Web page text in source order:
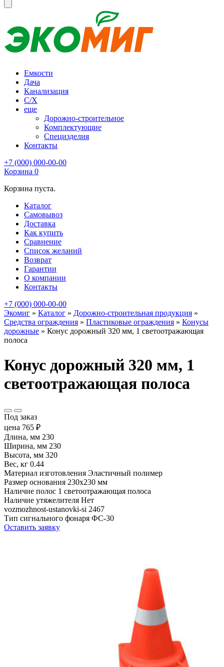
Емкости
Дача
Канализация
С/Х
еще
Дорожно-строительное
Комплектующие
Специзделия
Контакты
+7 (000) 000-00-00
Корзина 0
Корзина пуста.
Каталог
Самовывоз
Доставка
Как купить
Сравнение
Список желаний
Возврат
Гарантии
О компании
Контакты
+7 (000) 000-00-00
Экомиг » Каталог » Дорожно-строительная продукция »
Средства ограждения » Пластиковые ограждения » Конусы
дорожные » Конус дорожный 320 мм, 1 светоотражающая
полоса
Конус дорожный 320 мм, 1
светоотражающая полоса
Под заказ
цена 765 ₽
Длина, мм 230
Ширина, мм 230
Высота, мм 320
Вес, кг 0.44
Материал изготовления Эластичный полимер
Размер основания 230х230 мм
Наличие полос 1 светоотражающая полоса
Наличие утяжелителя Нет
vozmozhnost-ustanovki-si 2467
Тип сигнального фонаря ФС-30
Оставить заявку